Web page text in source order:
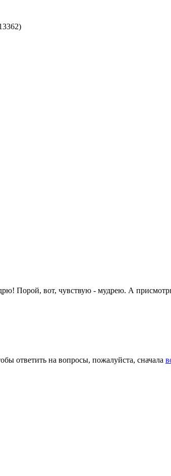
Порой, вот, чувствую - мудрею. А
ответить на вопросы, пожалуйста, сначала